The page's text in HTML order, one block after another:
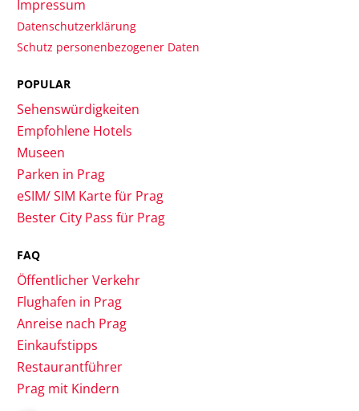
Impressum
Datenschutzerklärung
Schutz personenbezogener Daten
POPULAR
Sehenswürdigkeiten
Empfohlene Hotels
Museen
Parken in Prag
eSIM/ SIM Karte für Prag
Bester City Pass für Prag
FAQ
Öffentlicher Verkehr
Flughafen in Prag
Anreise nach Prag
Einkaufstipps
Restaurantführer
Prag mit Kindern